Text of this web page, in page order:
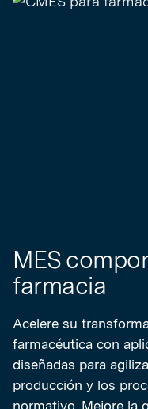
MES
farmacia
Acelere su
farmacéutica con
diseñadas para
producción y los